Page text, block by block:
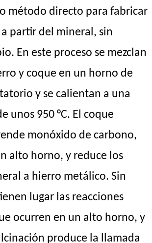
método directo para fabricar
partir del mineral, sin
En este proceso se mezclan
y coque en un horno de
y se calientan a una
unos 950 °C. El coque
monóxido de carbono,
alto horno, y reduce los
a hierro metálico. Sin
lugar las reacciones
ocurren en un alto horno, y
produce la llamada